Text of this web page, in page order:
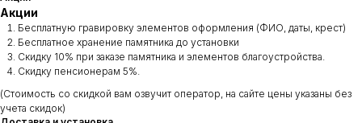
Акции
Бесплатную гравировку элементов оформления (ФИО, даты, крест)
Бесплатное хранение памятника до установки
Скидку 10% при заказе памятника и элементов благоустройства.
Скидку пенсионерам 5%.
(Стоимость со скидкой вам озвучит оператор, на сайте цены указаны без
учета скидок)